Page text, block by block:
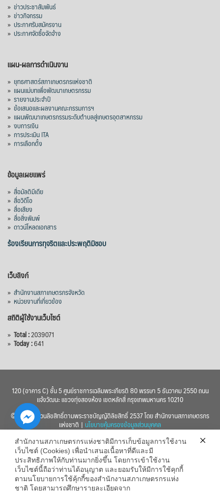
» ข่าวประชาสัมพันธ์
» ข่าวกิจกรรม
» ประกาศรับสมัครงาน
» ประกาศจัดซื้อจัดจ้าง
แผน-ผลการดำเนินงาน
» ยุทธศาสตร์สภาเกษตรกรแห่งชาติ
» แผนแม่บทเพื่อพัฒนาเกษตรกรรม
» รายงานประจำปี
» ข้อเสนอและผลงานคณะกรรมการฯ
» แผนพัฒนาเกษตรกรรมระดับตำบลสู่เกษตรอุตสาหกรรม
» งบการเงิน
» การประเมิน ITA
» การเลือกตั้ง
ข้อมูลเผยแพร่
» สื่อมัลติมีเดีย
» สื่อวิดีโอ
» สื่อเสียง
» สื่อสิ่งพิมพ์
» ดาวน์โหลดเอกสาร
ร้องเรียนการทุจริตและประพฤติมิชอบ
เว็บลิงก์
» สำนักงานสภาเกษตรกรจังหวัด
» หน่วยงานที่เกี่ยวข้อง
สถิติผู้ใช้งานเว็บไซต์
» Total :2039071
» Today :641
120 (อาคาร C) ชั้น 5 ศูนย์ราชการเฉลิมพระเกียรติ 80 พรรษา 5 ธันวาคม 2550 ถนน
แจ้งวัฒนะ แขวงทุ่งสองห้อง เขตหลักสี่ กรุงเทพมหานคร 10210
© 2560 สงวนลิขสิทธิ์ตามพระราชบัญญัติลิขสิทธิ์ 2537 โดย สำนักงานสภาเกษตรกร
แห่งชาติ | นโยบายคุ้มครองข้อมูลส่วนบุคคล
สำนักงานสภาเกษตรกรแห่งชาติมีการเก็บข้อมูลการใช้งาน
เว็บไซต์ (Cookies) เพื่อนำเสนอเนื้อหาที่ดีและมี
ประสิทธิภาพให้กับท่านมากยิ่งขึ้น โดยการเข้าใช้งาน
เว็บไซต์นี้ถือว่าท่านได้อนุญาต และยอมรับให้มีการใช้คุกกี้
ตามนโยบายการใช้คุ้กกี้ของสำนักงานสภาเกษตรกรแห่ง
ชาติ โดยสามารถศึกษารายละเอียดจาก
Hide
chaty